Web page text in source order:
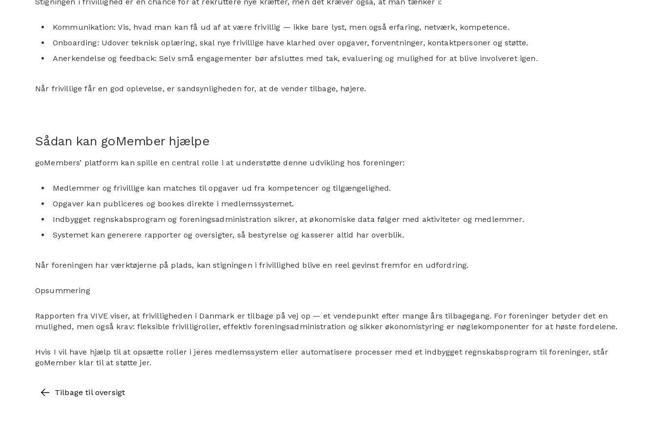
Kommunikation: Vis, hvad man kan få ud af at være frivillig — ikke bare lyst, men også erfaring, netværk, kompetence.
Onboarding: Udover teknisk oplæring, skal nye frivillige have klarhed over opgaver, forventninger, kontaktpersoner og støtte.
Anerkendelse og feedback: Selv små engagementer bør afsluttes med tak, evaluering og mulighed for at blive involveret igen.
Når frivillige får en god oplevelse, er sandsynligheden for, at de vender tilbage, højere.
Sådan kan goMember hjælpe
goMembers’ platform kan spille en central rolle i at understøtte denne udvikling hos foreninger:
Medlemmer og frivillige kan matches til opgaver ud fra kompetencer og tilgængelighed.
Opgaver kan publiceres og bookes direkte i medlemssystemet.
Indbygget regnskabsprogram og foreningsadministration sikrer, at økonomiske data følger med aktiviteter og medlemmer.
Systemet kan generere rapporter og oversigter, så bestyrelse og kasserer altid har overblik.
Når foreningen har værktøjerne på plads, kan stigningen i frivillighed blive en reel gevinst fremfor en udfordring.
Opsummering
Rapporten fra VIVE viser, at frivilligheden i Danmark er tilbage på vej op — et vendepunkt efter mange års tilbagegang. For foreninger betyder det en
mulighed, men også krav: fleksible frivilligroller, effektiv foreningsadministration og sikker økonomistyring er nøglekomponenter for at høste fordelene.
Hvis I vil have hjælp til at opsætte roller i jeres medlemssystem eller automatisere processer med et indbygget regnskabsprogram til foreninger, står
goMember klar til at støtte jer.
Tilbage til oversigt